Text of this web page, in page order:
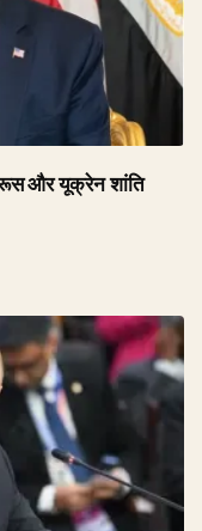
रूस और यूक्रेन शांति